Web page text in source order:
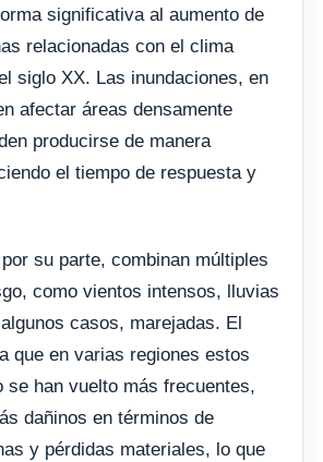
significativa al aumento de
relacionadas con el clima
siglo XX. Las inundaciones, en
afectar áreas densamente
producirse de manera
el tiempo de respuesta y
su parte, combinan múltiples
como vientos intensos, lluvias
casos, marejadas. El
que en varias regiones estos
se han vuelto más frecuentes,
dañinos en términos de
y pérdidas materiales, lo que